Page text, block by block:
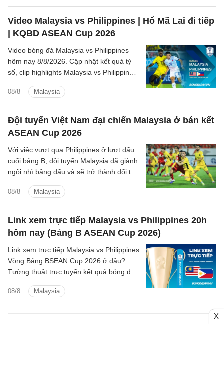
Video Malaysia vs Philippines | Hổ Mã Lai đi tiếp
| KQBD ASEAN Cup 2026
08/8 Malaysia
Video bóng đá Malaysia vs Philippines
hôm nay 8/8/2026. Cập nhật kết quả tỷ
số, clip highlights Malaysia vs Philippines
huống trên sân.
Đội tuyển Việt Nam đại chiến Malaysia ở bán kết
ASEAN Cup 2026
08/8 Malaysia
Với việc vượt qua Philippines ở lượt đấu
cuối bảng B, đội tuyển Malaysia đã giành
ngôi nhì bảng đấu và sẽ trở thành đối thủ
hành trình bảo vệ ngôi vương Đông Nam
Á.
Link xem trực tiếp Malaysia vs Philippines 20h
hôm nay (Bảng B ASEAN Cup 2026)
08/8 Malaysia
Link xem trực tiếp Malaysia vs Philippines
Vòng Bảng BSEAN Cup 2026 ở đâu?
Tường thuật trực tuyến kết quả bóng đá
sóng nào?
Xem thêm
X